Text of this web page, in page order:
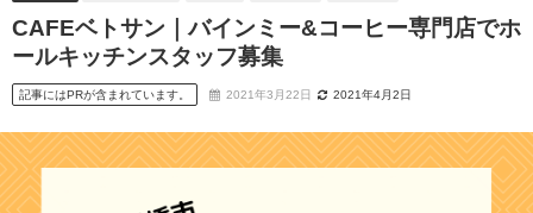
CAFEベトサン｜バインミー&コーヒー専門店でホ
ールキッチンスタッフ募集
記事にはPRが含まれています。 2021年3月22日 2021年4月2日